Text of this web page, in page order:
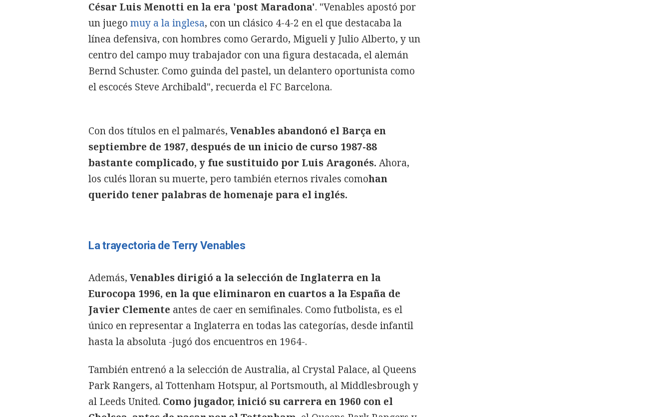
César Luis Menotti en la era 'post Maradona'. "Venables apostó por
un juego muy a la inglesa, con un clásico 4-4-2 en el que destacaba la
línea defensiva, con hombres como Gerardo, Migueli y Julio Alberto, y un
centro del campo muy trabajador con una figura destacada, el alemán
Bernd Schuster. Como guinda del pastel, un delantero oportunista como
el escocés Steve Archibald", recuerda el FC Barcelona.
Con dos títulos en el palmarés, Venables abandonó el Barça en
septiembre de 1987, después de un inicio de curso 1987-88
bastante complicado, y fue sustituido por Luis Aragonés. Ahora,
los culés lloran su muerte, pero también eternos rivales comohan
querido tener palabras de homenaje para el inglés.
La trayectoria de Terry Venables
Además, Venables dirigió a la selección de Inglaterra en la
Eurocopa 1996, en la que eliminaron en cuartos a la España de
Javier Clemente antes de caer en semifinales. Como futbolista, es el
único en representar a Inglaterra en todas las categorías, desde infantil
hasta la absoluta -jugó dos encuentros en 1964-.
También entrenó a la selección de Australia, al Crystal Palace, al Queens
Park Rangers, al Tottenham Hotspur, al Portsmouth, al Middlesbrough y
al Leeds United. Como jugador, inició su carrera en 1960 con el